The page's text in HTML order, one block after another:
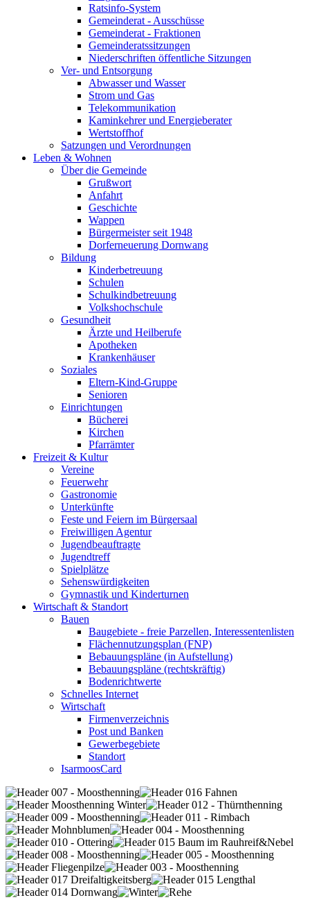
Ratsinfo-System
Gemeinderat - Ausschüsse
Gemeinderat - Fraktionen
Gemeinderatssitzungen
Niederschriften öffentliche Sitzungen
Ver- und Entsorgung
Abwasser und Wasser
Strom und Gas
Telekommunikation
Kaminkehrer und Energieberater
Wertstoffhof
Satzungen und Verordnungen
Leben & Wohnen
Über die Gemeinde
Grußwort
Anfahrt
Geschichte
Wappen
Bürgermeister seit 1948
Dorferneuerung Dornwang
Bildung
Kinderbetreuung
Schulen
Schulkindbetreuung
Volkshochschule
Gesundheit
Ärzte und Heilberufe
Apotheken
Krankenhäuser
Soziales
Eltern-Kind-Gruppe
Senioren
Einrichtungen
Bücherei
Kirchen
Pfarrämter
Freizeit & Kultur
Vereine
Feuerwehr
Gastronomie
Unterkünfte
Feste und Feiern im Bürgersaal
Freiwilligen Agentur
Jugendbeauftragte
Jugendtreff
Spielplätze
Sehenswürdigkeiten
Gymnastik und Kinderturnen
Wirtschaft & Standort
Bauen
Baugebiete - freie Parzellen, Interessentenlisten
Flächennutzungsplan (FNP)
Bebauungspläne (in Aufstellung)
Bebauungspläne (rechtskräftig)
Bodenrichtwerte
Schnelles Internet
Wirtschaft
Firmenverzeichnis
Post und Banken
Gewerbegebiete
Standort
IsarmoosCard